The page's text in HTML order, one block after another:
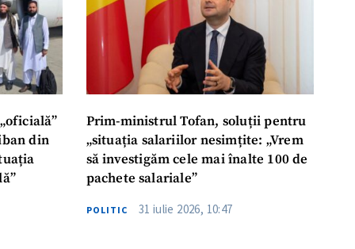
din
Prim-ministrul Tofan, soluții pentru
„situația salariilor nesimțite: „Vrem
să investigăm cele mai înalte 100 de
pachete salariale”
POLITIC 31 iulie 2026, 10:47